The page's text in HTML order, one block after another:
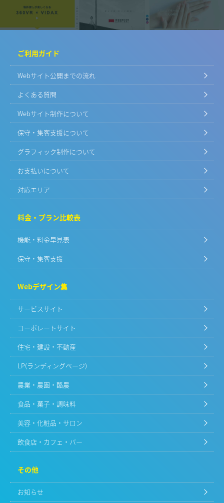
ご利用ガイド
Webサイト公開までの流れ
よくある質問
Webサイト制作について
保守・集客支援について
グラフィック制作について
お支払いについて
対応エリア
料金・プラン比較表
機能・料金早見表
保守・集客支援
Webデザイン集
サービスサイト
コーポレートサイト
住宅・建設・不動産
LP(ランディングページ)
農業・農園・酪農
食品・菓子・調味料
美容・化粧品・サロン
飲食店・カフェ・バー
その他
お知らせ